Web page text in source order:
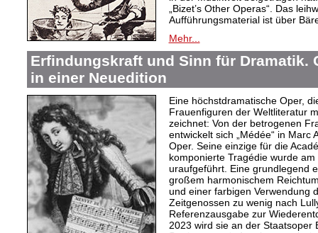
„Bizet’s Other Operas“. Das
Aufführungsmaterial ist über
Mehr...
Erfindungskraft und Sinn für Dramatik.
in einer Neuedition
Eine höchstdramatische Oper,
Frauenfiguren der Weltliteratur
zeichnet: Von der betrogenen
entwickelt sich „Médée“ in Marc
Oper. Seine einzige für die
komponierte Tragédie wurde
uraufgeführt. Eine grundlegend
großem harmonischem
und einer farbigen Verwendung
Zeitgenossen zu wenig nach
Referenzausgabe zur
2023 wird sie an der Staatsoper